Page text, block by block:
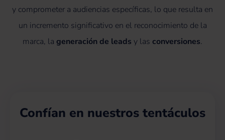
y comprometer a audiencias específicas, lo que resulta en
un incremento significativo en el reconocimiento de la
marca, la generación de leads y las conversiones.
Confían en nuestros tentáculos